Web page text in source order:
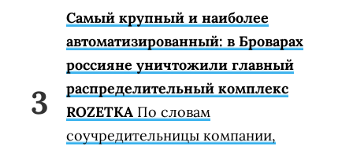
Самый крупный и наиболее
автоматизированный: в Броварах
россияне уничтожили главный
распределительный комплекс
ROZETKA По словам
соучредительницы компании,